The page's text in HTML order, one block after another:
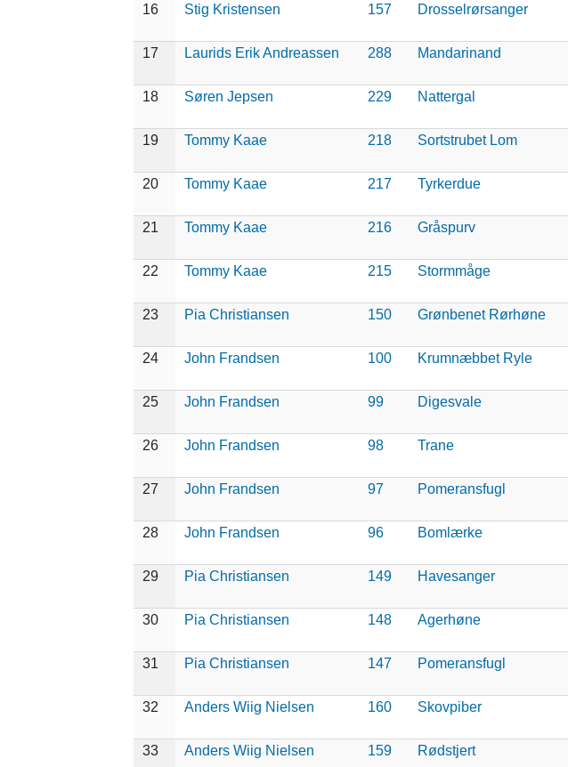
16
Stig Kristensen 157 Drosselrørsanger
17
Laurids Erik Andreassen 288 Mandarinand
18
Søren Jepsen 229 Nattergal
19
Tommy Kaae 218 Sortstrubet Lom
20
Tommy Kaae 217 Tyrkerdue
21
Tommy Kaae 216 Gråspurv
22
Tommy Kaae 215 Stormmåge
23
Pia Christiansen 150 Grønbenet Rørhøne
24
John Frandsen 100 Krumnæbbet Ryle
25
John Frandsen 99 Digesvale
26
John Frandsen 98 Trane
27
John Frandsen 97 Pomeransfugl
28
John Frandsen 96 Bomlærke
29
Pia Christiansen 149 Havesanger
30
Pia Christiansen 148 Agerhøne
31
Pia Christiansen 147 Pomeransfugl
32
Anders Wiig Nielsen 160 Skovpiber
33
Anders Wiig Nielsen 159 Rødstjert